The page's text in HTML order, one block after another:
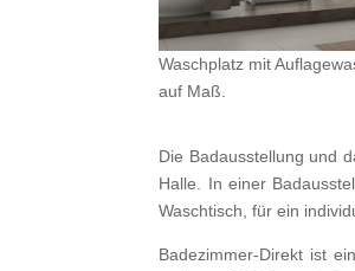
Waschplatz mit
auf Maß.
Die Badausstellung und
Halle. In einer
Waschtisch, für ein
Badezimmer-Direkt ist